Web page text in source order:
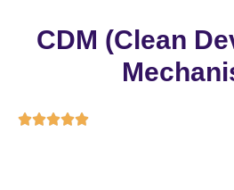
CDM (Clean
